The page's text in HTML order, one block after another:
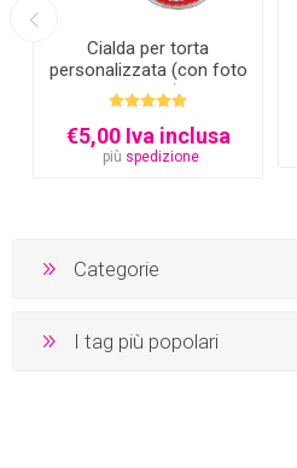
Cialda per torta
personalizzata (con foto
e testo)
€5,00 Iva inclusa
più spedizione
Categorie
I tag più popolari